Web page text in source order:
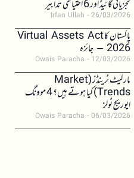
تجزیاتی گائیڈ اور 6 احتیاطی تدابیر
Irfan Ullah 26/03/2026
پاکستان کا Virtual Assets Act
2026 – جائزہ
Owais Paracha 12/03/2026
مارکیٹ ٹرینڈز (Market
Trends) کیا ہوتے ہیں؟ 4 موونگ
ایوریج ٹولز
Owais Paracha 06/03/2026